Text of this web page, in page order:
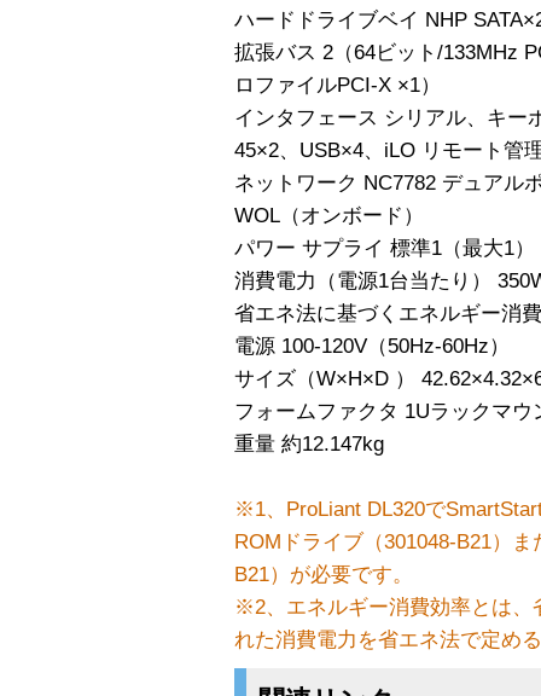
ハードドライブベイ NHP
拡張バス 2（64ビット/133MHz
ロファイルPCI-X ×1）
インタフェース シリアル、キー
45×2、USB×4、iLO リモート管
ネットワーク NC7782 デュアル
WOL（オンボード）
パワー サプライ 標準1（最大1）
消費電力（電源1台当たり）
省エネ法に基づくエネルギー消
電源 100-120V（50Hz-60Hz）
サイズ（W×H×D ）
フォームファクタ 1Uラックマウ
重量 約12.147kg
※1、ProLiant DL320で
ROMドライブ（301048-B21）
B21）が必要です。
※2、エネルギー消費効率とは、
れた消費電力を省エネ法で定め